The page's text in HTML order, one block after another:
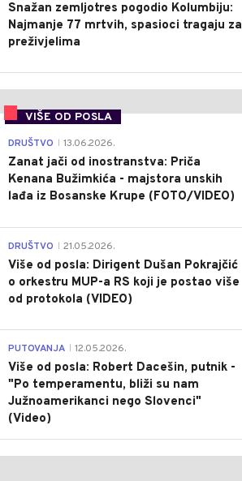
Snažan zemljotres pogodio Kolumbiju:
Najmanje 77 mrtvih, spasioci tragaju za
preživjelima
VIŠE OD POSLA
DRUŠTVO 13.06.2026.
Zanat jači od inostranstva: Priča
Kenana Bužimkića - majstora unskih
lađa iz Bosanske Krupe (FOTO/VIDEO)
DRUŠTVO 21.05.2026.
Više od posla: Dirigent Dušan Pokrajčić
o orkestru MUP-a RS koji je postao više
od protokola (VIDEO)
PUTOVANJA 12.05.2026.
Više od posla: Robert Dacešin, putnik -
"Po temperamentu, bliži su nam
Južnoamerikanci nego Slovenci"
(Video)